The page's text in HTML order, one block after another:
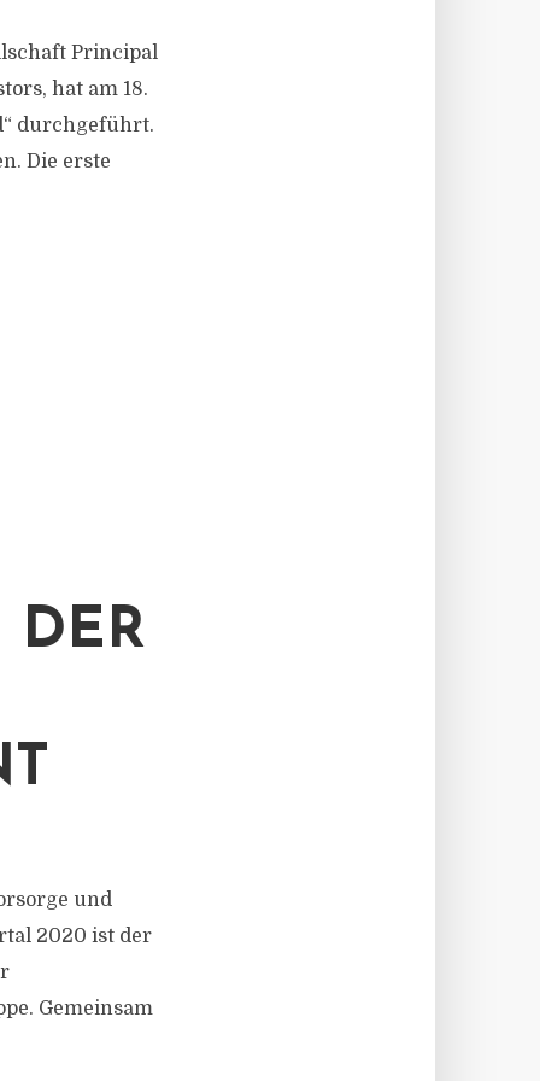
Principal
hat am 18.
durchgeführt.
Die erste
DER
und
2020 ist der
Gemeinsam